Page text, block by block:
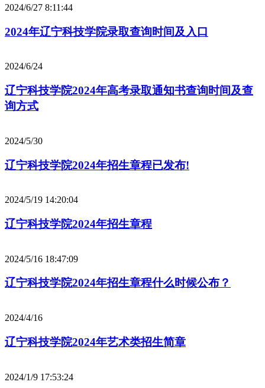
2024/6/27 8:11:44
2024年辽宁科技学院录取查询时间及入口
2024/6/24
辽宁科技学院2024年高考录取通知书查询时间及查
询方式
2024/5/30
辽宁科技学院2024年招生章程已发布!
2024/5/19 14:20:04
辽宁科技学院2024年招生章程
2024/5/16 18:47:09
辽宁科技学院2024年招生章程什么时候公布？
2024/4/16
辽宁科技学院2024年艺术类招生简章
2024/1/9 17:53:24